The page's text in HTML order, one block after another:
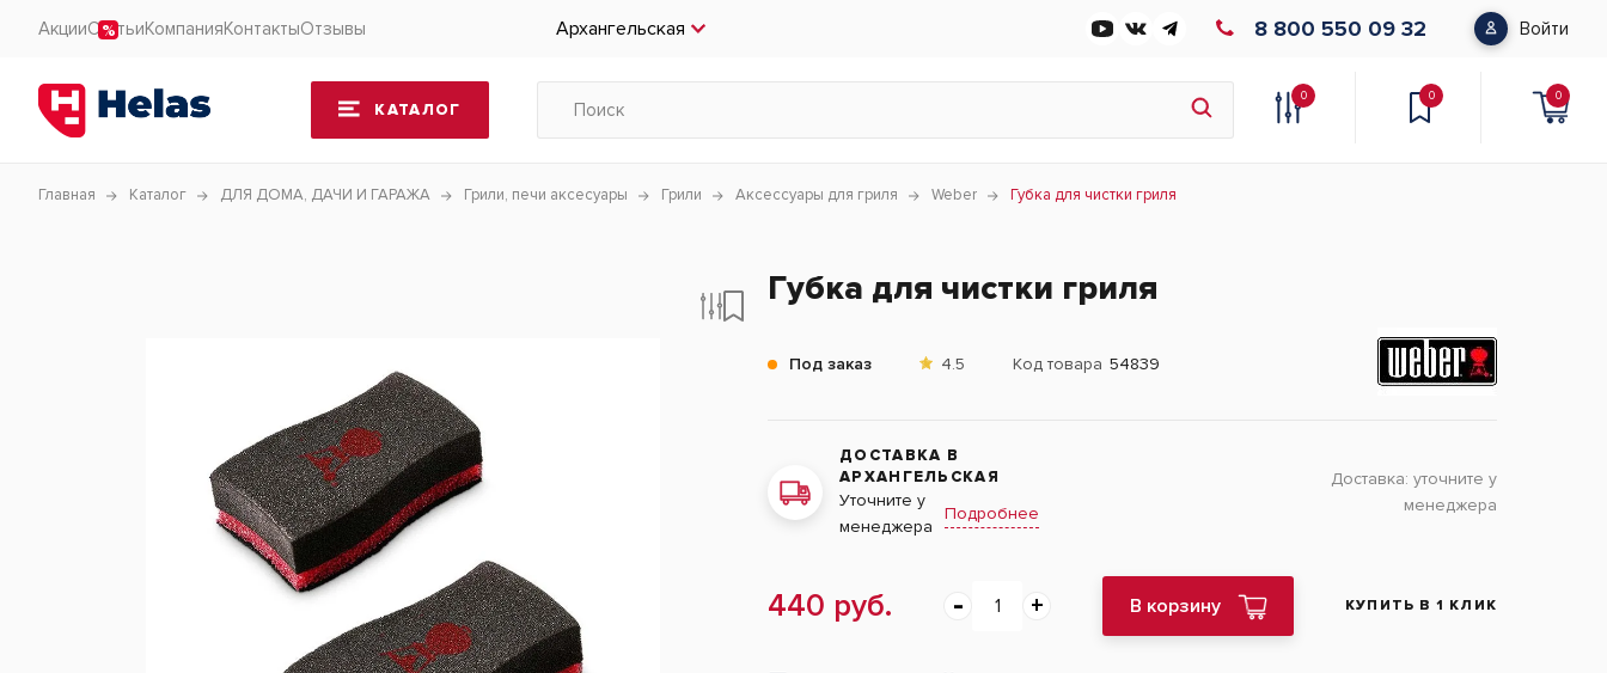
АкцииСтатьиКомпанияКонтактыОтзывы Архангельская 8 800 550 09 32 Войти
КАТАЛОГ
0 0 0
Главная Каталог ДЛЯ ДОМА, ДАЧИ И ГАРАЖА Грили, печи аксесуары Грили Аксессуары для гриля Weber Губка для чистки гриля
Губка для чистки гриля
Под заказ 4.5 Код товара 54839
ДОСТАВКА В
АРХАНГЕЛЬСКАЯ
Уточните у
менеджера
Подробнее
Доставка: уточните у
менеджера
440 руб. В корзину КУПИТЬ В 1 КЛИК